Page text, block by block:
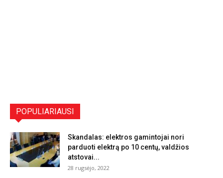
POPULIARIAUSI
Skandalas: elektros gamintojai nori
parduoti elektrą po 10 centų, valdžios
atstovai...
28 rugsėjo, 2022